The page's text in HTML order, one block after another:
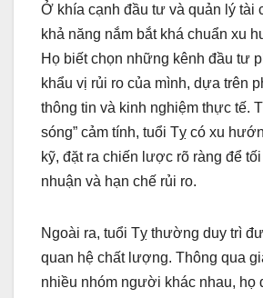
Ở khía cạnh đầu tư và quản lý tài
khả năng nắm bắt khá chuẩn xu
Họ biết chọn những kênh đầu tư
khẩu vị rủi ro của mình, dựa trên
thông tin và kinh nghiệm thực tế.
sóng” cảm tính, tuổi Tỵ có xu
kỹ, đặt ra chiến lược rõ ràng để
nhuận và hạn chế rủi ro.
Ngoài ra, tuổi Tỵ thường duy trì
quan hệ chất lượng. Thông qua
nhiều nhóm người khác nhau, họ